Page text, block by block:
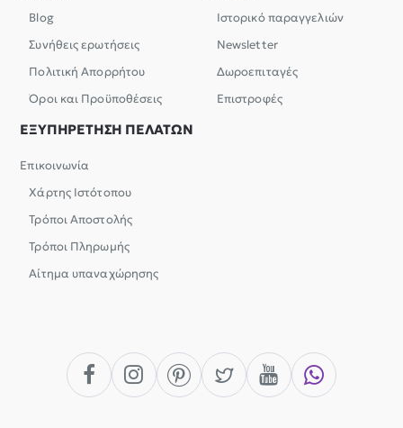
Blog
Συνήθεις ερωτήσεις
Πολιτική Απορρήτου
Όροι και Προϋποθέσεις
Ιστορικό παραγγελιών
Newsletter
Δωροεπιταγές
Επιστροφές
ΕΞΥΠΗΡΕΤΗΣΗ ΠΕΛΑΤΩΝ
Επικοινωνία
Χάρτης Ιστότοπου
Τρόποι Αποστολής
Τρόποι Πληρωμής
Αίτημα υπαναχώρησης